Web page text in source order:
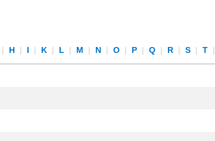
| H | I | K | L | M | N | O | P | Q | R | S | T |